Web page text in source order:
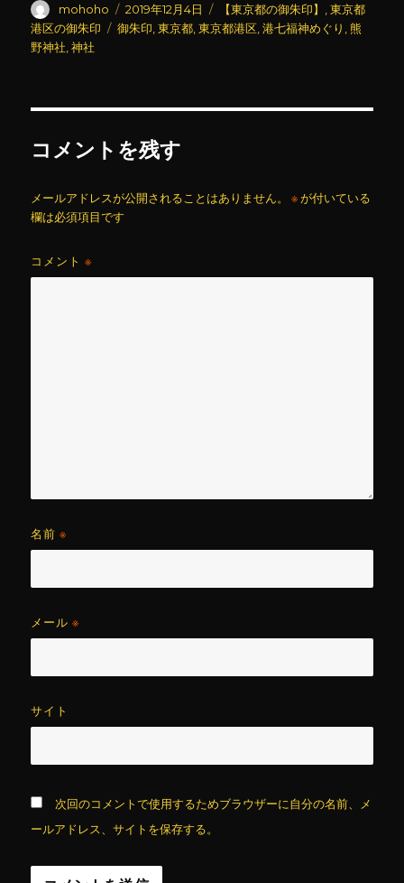
投
稿
者
mohoho
投
稿
2019年12月4日
カ
テ
【東京都の御朱印】 ,東京都
港区の御朱印
タ
御朱印 ,東京都 ,東京都港区 ,港七福神めぐり ,熊
野神社 ,神社
コメントを残す
メールアドレスが公開されることはありません。 ※が付いている
欄は必須項目です
コメント※
名前※
メール※
サイト
次回のコメントで使用するためブラウザーに自分の名前、メ
ールアドレス、サイトを保存する。